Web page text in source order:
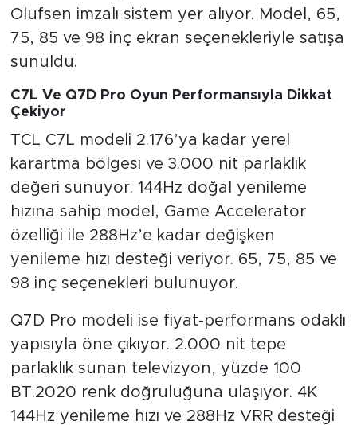
Olufsen imzalı sistem yer alıyor. Model, 65,
75, 85 ve 98 inç ekran seçenekleriyle satışa
sunuldu.
C7L Ve Q7D Pro Oyun Performansıyla Dikkat
Çekiyor
TCL C7L modeli 2.176’ya kadar yerel
karartma bölgesi ve 3.000 nit parlaklık
değeri sunuyor. 144Hz doğal yenileme
hızına sahip model, Game Accelerator
özelliği ile 288Hz’e kadar değişken
yenileme hızı desteği veriyor. 65, 75, 85 ve
98 inç seçenekleri bulunuyor.
Q7D Pro modeli ise fiyat-performans odaklı
yapısıyla öne çıkıyor. 2.000 nit tepe
parlaklık sunan televizyon, yüzde 100
BT.2020 renk doğruluğuna ulaşıyor. 4K
144Hz yenileme hızı ve 288Hz VRR desteği